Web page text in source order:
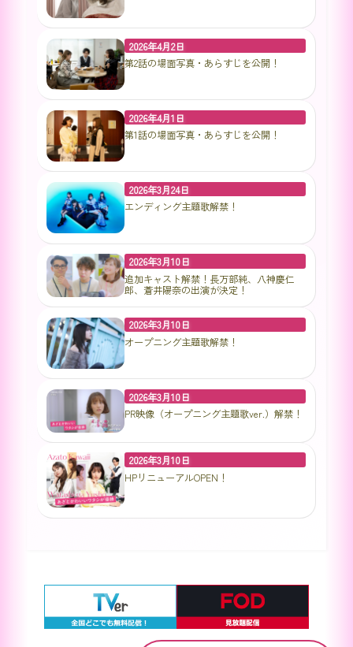
2026年4月2日
第2話の場面写真・あらすじを公開！
2026年4月1日
第1話の場面写真・あらすじを公開！
2026年3月24日
エンディング主題歌解禁！
2026年3月10日
追加キャスト解禁！長万部純、八神慶仁
郎、蒼井陽奈の出演が決定！
2026年3月10日
オープニング主題歌解禁！
2026年3月10日
PR映像（オープニング主題歌ver.）解禁！
2026年3月10日
HPリニューアルOPEN！
関連リンク
公式SNS